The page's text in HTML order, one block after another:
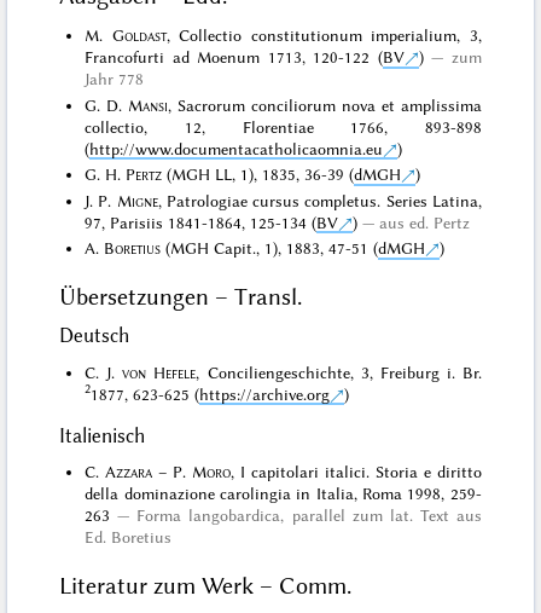
M. Goldast, Collectio constitutionum imperialium, 3,
Francofurti ad Moenum 1713, 120-122 (BV )
zum
Jahr 778
G. D. Mansi, Sacrorum conciliorum nova et amplissima
collectio, 12, Florentiae 1766, 893-898
(http://www.documentacatholicaomnia.eu
)
G. H. Pertz (MGH LL, 1), 1835, 36-39 (dMGH
)
J. P. Migne, Patrologiae cursus completus. Series Latina,
97, Parisiis 1841-1864, 125-134 (BV )
aus ed. Pertz
A. Boretius (MGH Capit., 1), 1883, 47-51 (dMGH )
Übersetzungen – Transl.
Deutsch
C. J.von Hefele, Conciliengeschichte, 3, Freiburg i. Br.
21877, 623-625 (https://archive.org )
Italienisch
C.Azzara – P. Moro, I capitolari italici. Storia e diritto
della dominazione carolingia in Italia, Roma 1998, 259-
263
Forma langobardica, parallel zum lat. Text aus
Ed. Boretius
Literatur zum Werk – Comm.